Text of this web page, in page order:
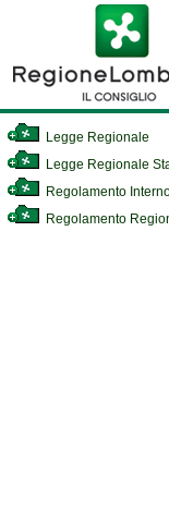
Legge Regionale
Legge Regionale
Regolamento
Regolamento